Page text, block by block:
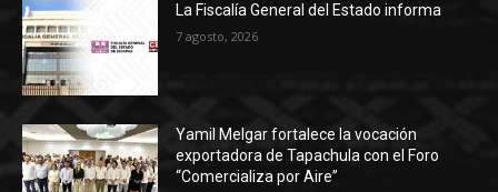
La Fiscalía General del Estado informa
7 agosto, 2026
Yamil Melgar fortalece la vocación
exportadora de Tapachula con el Foro
“Comercializa por Aire”